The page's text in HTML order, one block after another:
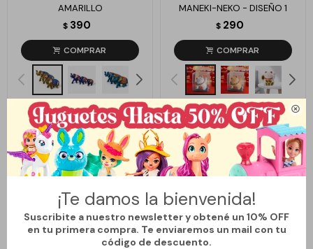

¡Te damos la bienvenida!
Suscribite a nuestro newsletter y obtené un 10% OFF
en tu primera compra. Te enviaremos un mail con tu
código de descuento.
AMARILLO
$ 390
MANEKI-NEKO - DISEÑO 1
$ 290